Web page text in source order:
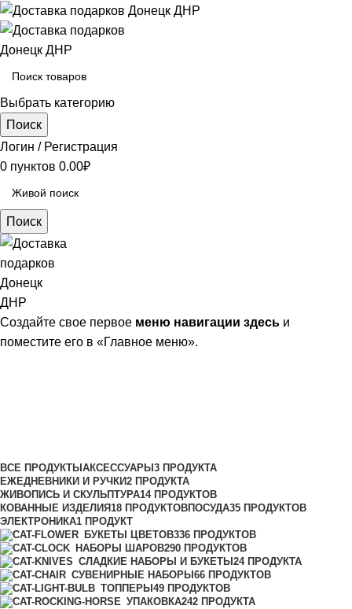
Выбрать категорию
Поиск
Логин / Регистрация
0 пунктов 0.00₽
Поиск
Создайте свое первое меню навигации здесь и
поместите его в «Главное меню».
ВСЕ ПРОДУКТЫ АКСЕССУАРЫ 3 ПРОДУКТА
ЕЖЕДНЕВНИКИ И РУЧКИ2 ПРОДУКТА
ЖИВОПИСЬ И СКУЛЬПТУРА14 ПРОДУКТОВ
КОВАННЫЕ ИЗДЕЛИЯ18 ПРОДУКТОВПОСУДА35 ПРОДУКТОВ
ЭЛЕКТРОНИКА1 ПРОДУКТ
БУКЕТЫ ЦВЕТОВ336 ПРОДУКТОВ
НАБОРЫ ШАРОВ290 ПРОДУКТОВ
СЛАДКИЕ НАБОРЫ И БУКЕТЫ 24 ПРОДУКТА
СУВЕНИРНЫЕ НАБОРЫ 66 ПРОДУКТОВ
ТОППЕРЫ 49 ПРОДУКТОВ
УПАКОВКА242 ПРОДУКТА